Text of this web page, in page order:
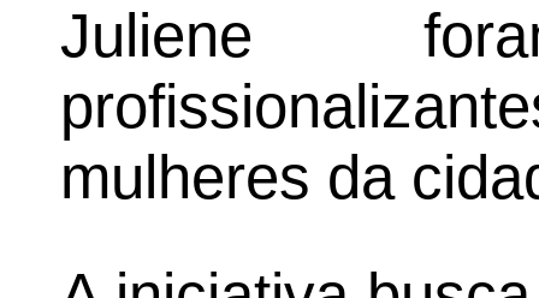
Juliene
mulheres da